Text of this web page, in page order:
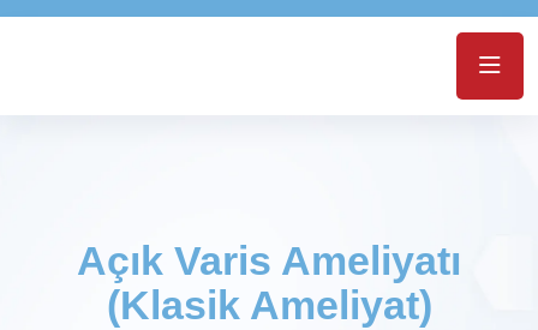
Açık Varis Ameliyatı
(Klasik Ameliyat)